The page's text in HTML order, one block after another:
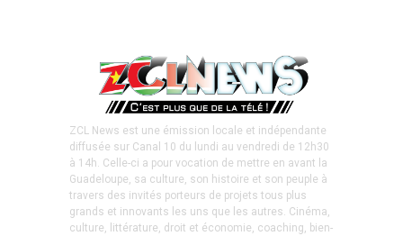
ZCL News est une émission locale et indépendante
diffusée sur Canal 10 du lundi au vendredi de 12h30
à 14h. Celle-ci a pour vocation de mettre en avant la
Guadeloupe, sa culture, son histoire et son peuple à
travers des invités porteurs de projets tous plus
grands et innovants les uns que les autres. Cinéma,
culture, littérature, droit et économie, coaching, bien-